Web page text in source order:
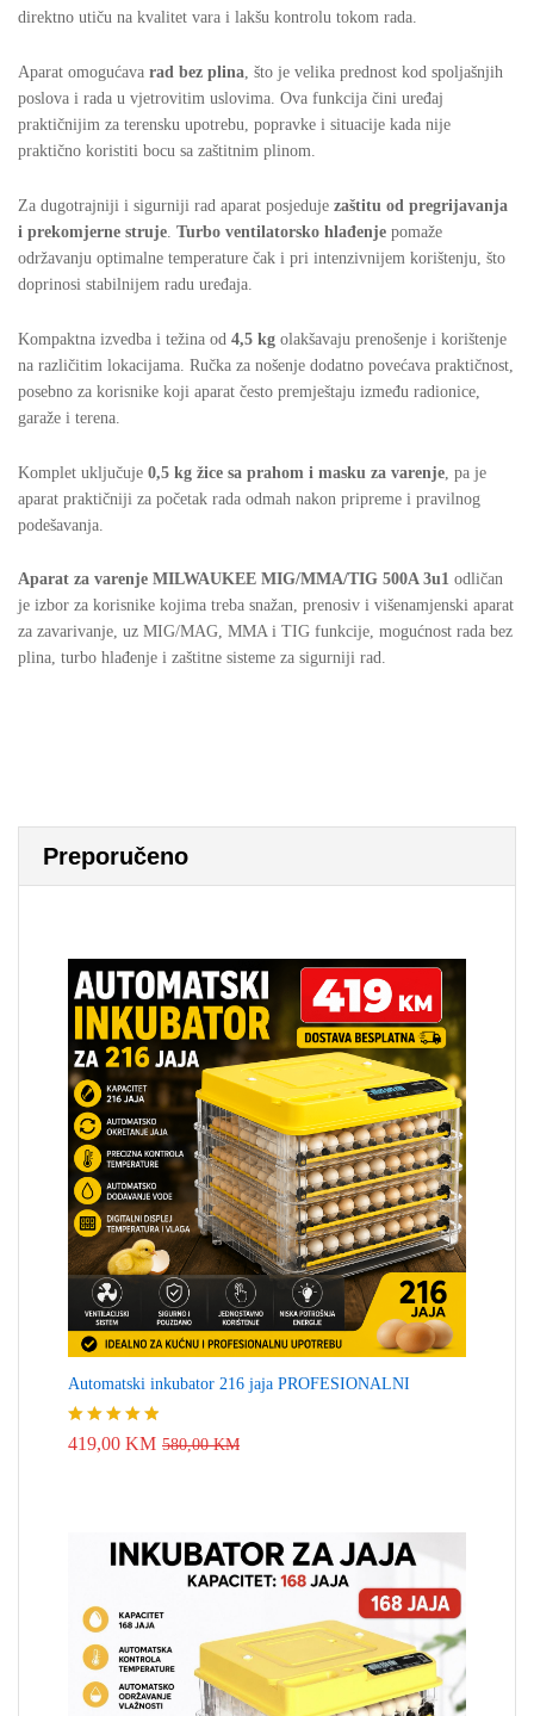
direktno utiču na kvalitet vara i lakšu kontrolu tokom rada.
Aparat omogućava rad bez plina, što je velika prednost kod spoljašnjih
poslova i rada u vjetrovitim uslovima. Ova funkcija čini uređaj
praktičnijim za terensku upotrebu, popravke i situacije kada nije
praktično koristiti bocu sa zaštitnim plinom.
Za dugotrajniji i sigurniji rad aparat posjeduje zaštitu od pregrijavanja
i prekomjerne struje Turbo ventilatorsko hlađenje pomaže
održavanju optimalne temperature čak i pri intenzivnijem korištenju, što
doprinosi stabilnijem radu uređaja.
Kompaktna izvedba i težina od 4,5 kg olakšavaju prenošenje i korištenje
na različitim lokacijama. Ručka za nošenje dodatno povećava praktičnost,
posebno za korisnike koji aparat često premještaju između radionice,
garaže i terena.
Komplet uključuje 0,5 kg žice sa prahom i masku za varenje , pa je
aparat praktičniji za početak rada odmah nakon pripreme i pravilnog
podešavanja.
Aparat za varenje MILWAUKEE MIG/MMA/TIG 500A 3u1 odličan
je izbor za korisnike kojima treba snažan, prenosiv i višenamjenski aparat
za zavarivanje, uz MIG/MAG, MMA i TIG funkcije, mogućnost rada bez
plina, turbo hlađenje i zaštitne sisteme za sigurniji rad.
Preporučeno
Automatski inkubator 216 jaja PROFESIONALNI
Ocjenjeno
419,00 KM 580,00KM